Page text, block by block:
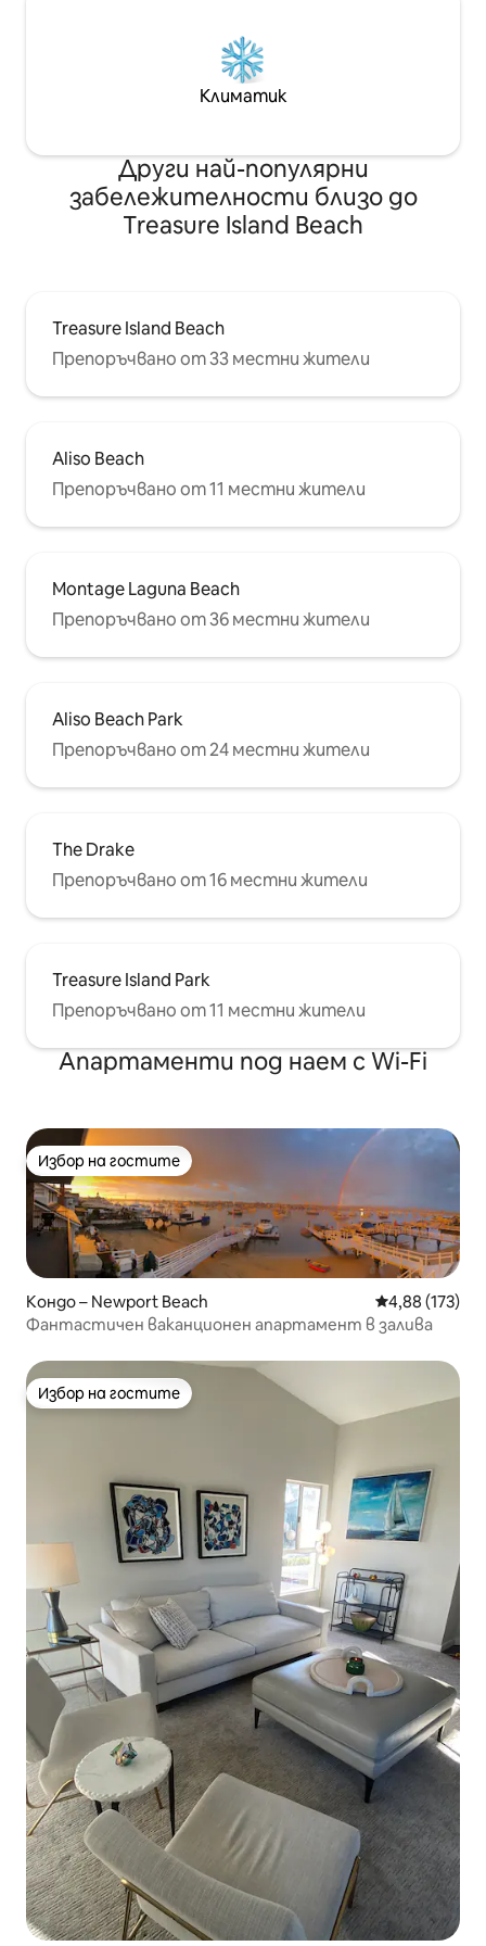
Климатик
Други най-популярни
забележителности близо до
Treasure Island Beach
Treasure Island Beach
Препоръчвано от 33 местни жители
Aliso Beach
Препоръчвано от 11 местни жители
Montage Laguna Beach
Препоръчвано от 36 местни жители
Aliso Beach Park
Препоръчвано от 24 местни жители
The Drake
Препоръчвано от 16 местни жители
Treasure Island Park
Препоръчвано от 11 местни жители
Апартаменти под наем с Wi-Fi
Избор на гостите
Избор на гостите
Кондо – Newport Beach Средна
4,88 (173)
Фантастичен ваканционен апартамент в залива
Избор на гостите
Избор на гостите